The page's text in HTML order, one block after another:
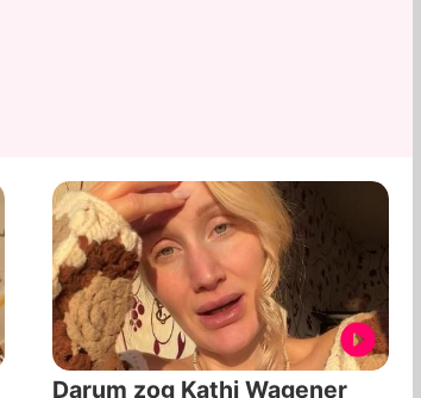
Darum zog Kathi Wagener